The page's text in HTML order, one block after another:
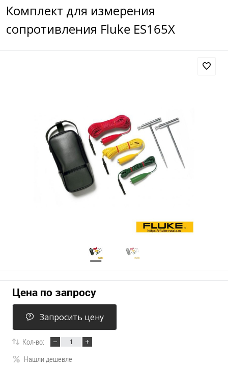
Комплект для измерения
сопротивления Fluke ES165X
Цена по запросу
Запросить цену
Кол-во:
Нашли дешевле